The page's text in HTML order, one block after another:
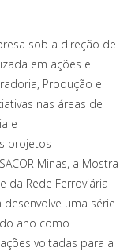
sob a direção de
em ações e
Produção e
nas áreas de
e
projetos
Minas, a Mostra
da Rede Ferroviária
uma série
ano como
voltadas para a